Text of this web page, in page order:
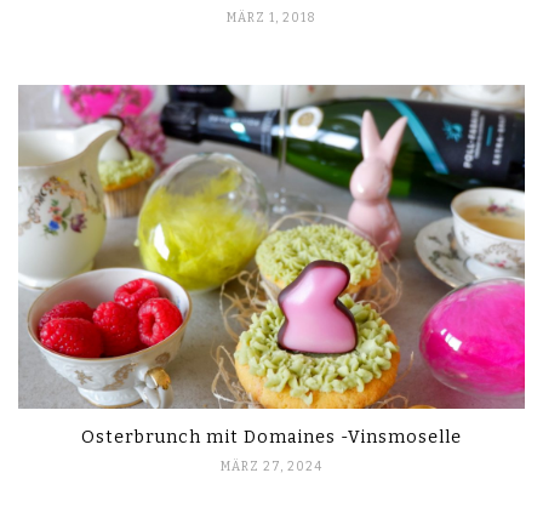
MÄRZ 1, 2018
Osterbrunch mit Domaines -Vinsmoselle
MÄRZ 27, 2024